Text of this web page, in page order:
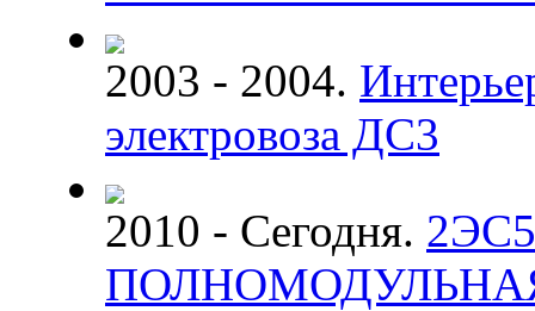
2003 - 2004.
электровоза ДС3
2010 - Сегодня.